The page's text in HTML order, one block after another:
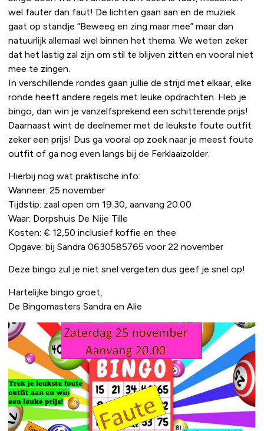
wel fauter dan faut! De lichten gaan aan en de muziek
gaat op standje “Beweeg en zing maar mee” maar dan
natuurlijk allemaal wel binnen het thema. We weten zeker
dat het lastig zal zijn om stil te blijven zitten en vooral niet
mee te zingen.
In verschillende rondes gaan jullie de strijd met elkaar, elke
ronde heeft andere regels met leuke opdrachten. Heb je
bingo, dan win je vanzelfsprekend een schitterende prijs!
Daarnaast wint de deelnemer met de leukste foute outfit
zeker een prijs! Dus ga vooral op zoek naar je meest foute
outfit of ga nog even langs bij de Ferklaaizolder.
Hierbij nog wat praktische info:
Wanneer: 25 november
Tijdstip: zaal open om 19.30, aanvang 20.00
Waar: Dorpshuis De Nije Tille
Kosten: € 12,50 inclusief koffie en thee
Opgave: bij Sandra 0630585765 voor 22 november
Deze bingo zul je niet snel vergeten dus geef je snel op!
Hartelijke bingo groet,
De Bingomasters Sandra en Alie